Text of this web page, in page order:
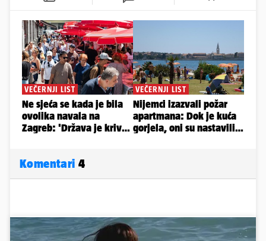
Komentari 4